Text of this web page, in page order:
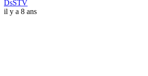
DsSTV
il y a 8 ans